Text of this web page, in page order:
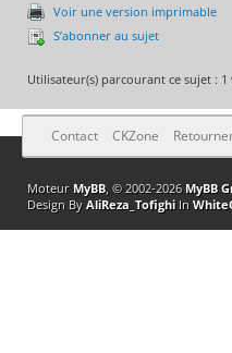
Voir une version imprimable
S’abonner au sujet
Utilisateur(s) parcourant ce sujet : 1
Contact CKZone
Moteur MyBB, © 2002-2026 MyBB
Design By AliReza_TofighiIn